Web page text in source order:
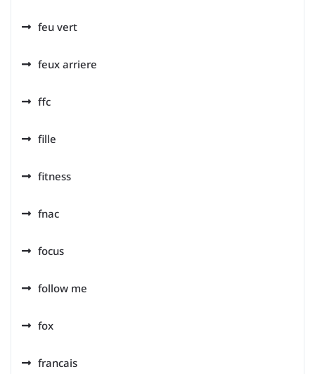
feu vert
feux arriere
ffc
fille
fitness
fnac
focus
follow me
fox
francais